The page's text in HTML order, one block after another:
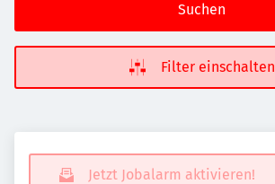
Suchen
Filter einschalten
Jetzt Jobalarm aktivieren!